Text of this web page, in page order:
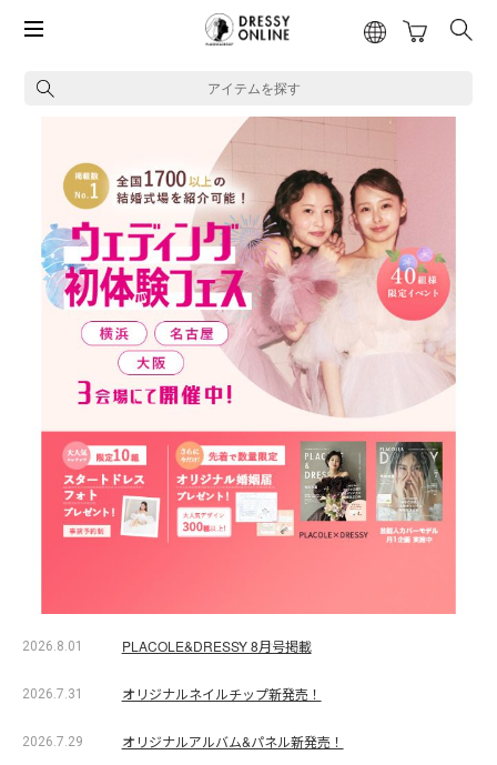
アイテムを探す
2026.8.01 PLACOLE&DRESSY 8月号掲載
2026.7.31 オリジナルネイルチップ新発売！
2026.7.29 オリジナルアルバム&パネル新発売！